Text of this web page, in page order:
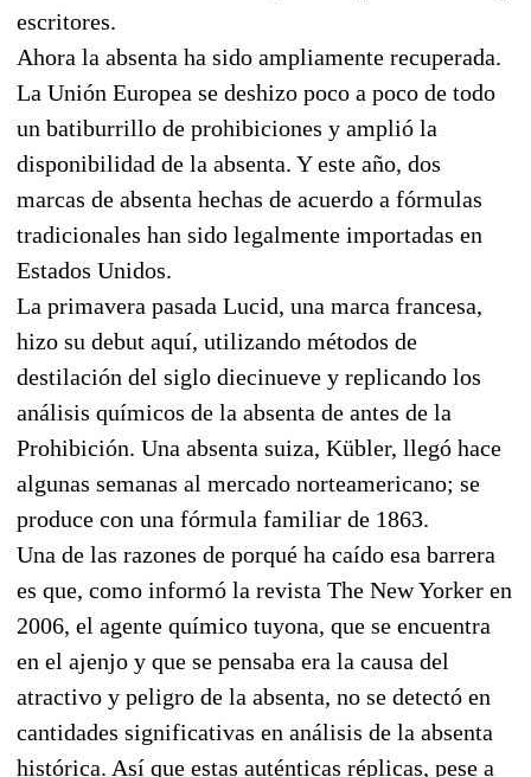
escritores.
Ahora la absenta ha sido ampliamente recuperada.
La Unión Europea se deshizo poco a poco de todo
un batiburrillo de prohibiciones y amplió la
disponibilidad de la absenta. Y este año, dos
marcas de absenta hechas de acuerdo a fórmulas
tradicionales han sido legalmente importadas en
Estados Unidos.
La primavera pasada Lucid, una marca francesa,
hizo su debut aquí, utilizando métodos de
destilación del siglo diecinueve y replicando los
análisis químicos de la absenta de antes de la
Prohibición. Una absenta suiza, Kübler, llegó hace
algunas semanas al mercado norteamericano; se
produce con una fórmula familiar de 1863.
Una de las razones de porqué ha caído esa barrera
es que, como informó la revista The New Yorker en
2006, el agente químico tuyona, que se encuentra
en el ajenjo y que se pensaba era la causa del
atractivo y peligro de la absenta, no se detectó en
cantidades significativas en análisis de la absenta
histórica. Así que estas auténticas réplicas, pese a